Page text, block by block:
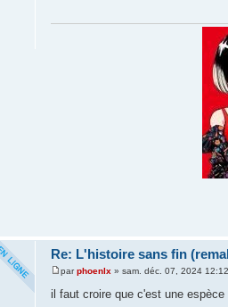
Re: L'histoire sans fin
M
e
s
parphoenlx » sam. déc. 07, 2024
il faut croire que c'est une